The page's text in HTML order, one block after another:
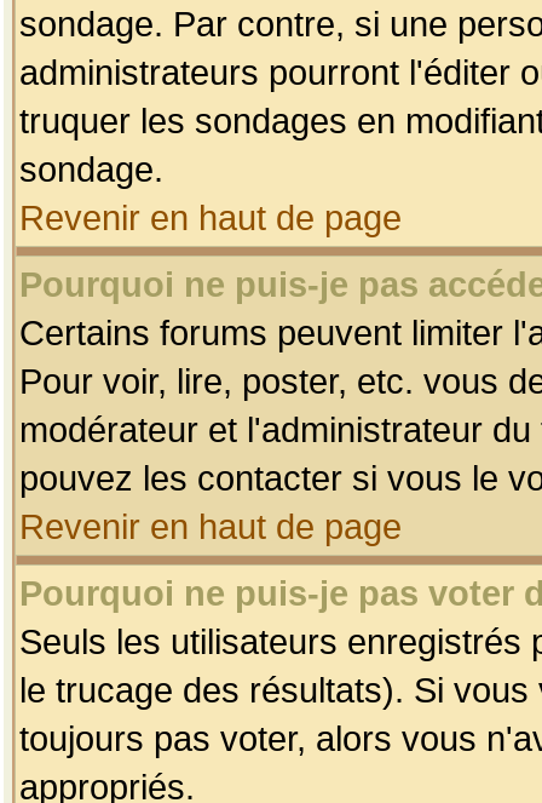
sondage. Par contre, si une
administrateurs pourront l'éditer
truquer les sondages en
sondage.
Revenir en haut de page
Pourquoi ne puis-je pas
Certains forums peuvent limiter
Pour voir, lire, poster, etc. vous
modérateur et l'administrateur
pouvez les contacter si vous le
Revenir en haut de page
Pourquoi ne puis-je pas voter
Seuls les utilisateurs enregistrés
le trucage des résultats). Si
toujours pas voter, alors vous
appropriés.